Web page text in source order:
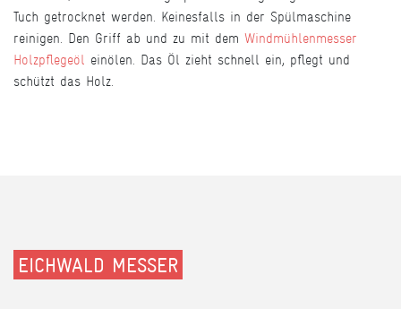
Tuch getrocknet werden. Keinesfalls in der Spülmaschine
reinigen. Den Griff ab und zu mit dem Windmühlenmesser
Holzpflegeöl einölen. Das Öl zieht schnell ein, pflegt und
schützt das Holz.
EICHWALD MESSER